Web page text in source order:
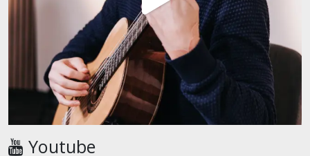
Youtube